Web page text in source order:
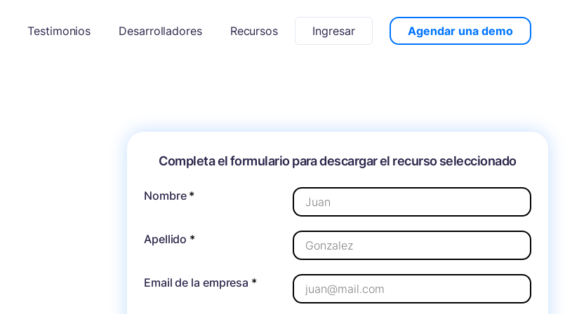
Testimonios Desarrolladores Recursos Ingresar Agendar una demo
Completa el formulario para descargar el recurso seleccionado
Nombre *
Apellido *
Email de la empresa *